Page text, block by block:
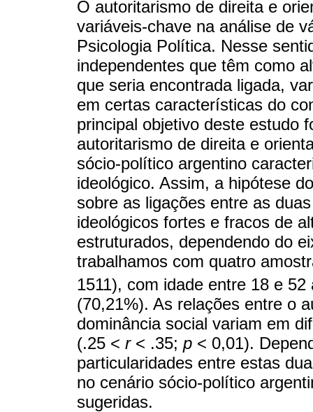
O autoritarismo de direita e
variáveis-chave na análise de
Psicologia Política. Nesse
independentes que têm como
que seria encontrada ligada,
em certas características do
principal objetivo deste estudo
autoritarismo de direita e
sócio-político argentino
ideológico. Assim, a hipótese
sobre as ligações entre as
ideológicos fortes e fracos de
estruturados, dependendo do
trabalhamos com quatro
1511), com idade entre 18 e
(70,21%). As relações entre o
dominância social variam em
(.25 < r< .35; p < 0,01).
particularidades entre estas
no cenário sócio-político
sugeridas.